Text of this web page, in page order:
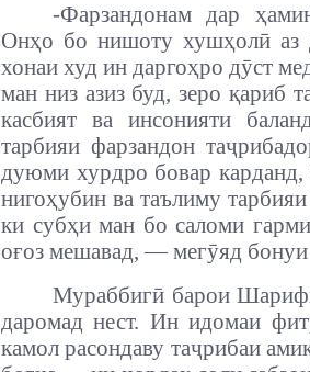
-Фарзандонам дар
Онҳо бо нишоту хушҳолӣ аз
хонаи худ ин даргоҳро дӯст
ман низ азиз буд, зеро қариб
касбият ва инсонияти
тарбияи фарзандон
дуюми хурдро бовар карданд,
нигоҳубин ва таълиму
ки субҳи ман бо саломи
оғоз мешавад, — мегӯяд бонуи
Мураббигӣ барои
даромад нест. Ин идомаи
камол расондаву таҷрибаи